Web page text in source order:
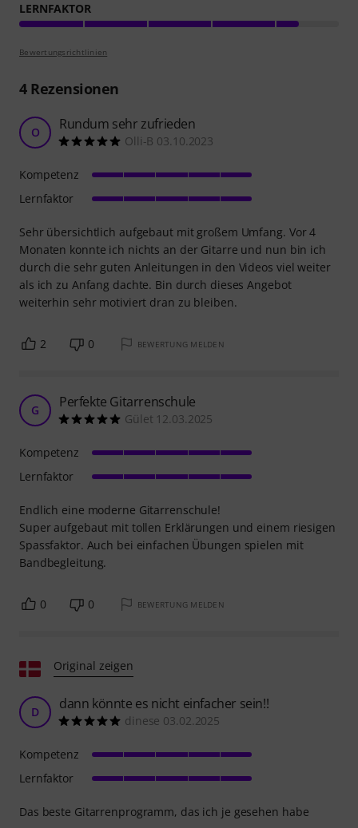
LERNFAKTOR
Bewertungsrichtlinien
4Rezensionen
O Rundum sehr zufrieden
Olli-B 03.10.2023
Sehr übersichtlich aufgebaut mit großem Umfang. Vor 4
Monaten konnte ich nichts an der Gitarre und nun bin ich
durch die sehr guten Anleitungen in den Videos viel weiter
als ich zu Anfang dachte. Bin durch dieses Angebot
weiterhin sehr motiviert dran zu bleiben.
Kompetenz
Lernfaktor
2 0 BEWERTUNG MELDEN
G Perfekte Gitarrenschule
Gület 12.03.2025
Endlich eine moderne Gitarrenschule!
Super aufgebaut mit tollen Erklärungen und einem riesigen
Spassfaktor. Auch bei einfachen Übungen spielen mit
Bandbegleitung.
Kompetenz
Lernfaktor
0 0 BEWERTUNG MELDEN
Original zeigen
D dann könnte es nicht einfacher sein!!
dinese 03.02.2025
Das beste Gitarrenprogramm, das ich je gesehen habe
Kompetenz
Lernfaktor